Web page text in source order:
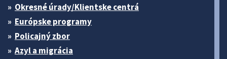
Okresné úrady/Klientske centrá
Európske programy
Policajný zbor
Azyl a migrácia